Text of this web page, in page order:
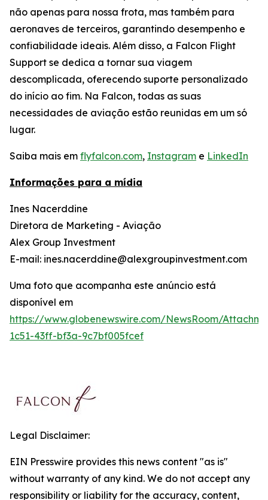
não apenas para nossa frota, mas também para
aeronaves de terceiros, garantindo desempenho e
confiabilidade ideais. Além disso, a Falcon Flight
Support se dedica a tornar sua viagem
descomplicada, oferecendo suporte personalizado
do início ao fim. Na Falcon, todas as suas
necessidades de aviação estão reunidas em um só
lugar.
Saiba mais em flyfalcon.com, Instagram e LinkedIn
Informações para a mídia
Ines Nacerddine
Diretora de Marketing - Aviação
Alex Group Investment
E-mail: ines.nacerddine@alexgroupinvestment.com
Uma foto que acompanha este anúncio está
disponível em
https://www.globenewswire.com/NewsRoom/
1c51-43ff-bf3a-9c7bf005fcef
Legal Disclaimer:
EIN Presswire provides this news content "as is"
without warranty of any kind. We do not accept any
responsibility or liability for the accuracy, content,